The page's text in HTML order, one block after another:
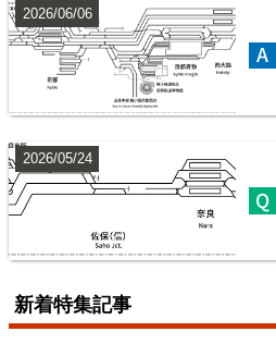
配線略図で辿る首都
楽天市場
2026/06/06
2026/05/24
新着特集記事